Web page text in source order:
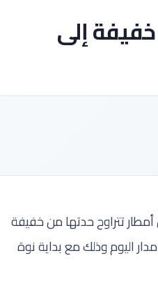
إلى
تتراوح حدتها من خفيفة
اليوم وذلك مع بداية نوة